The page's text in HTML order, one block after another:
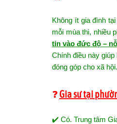
Không ít gia đình
mỗi mùa thi, nhiều
tin vào đức độ –
Chính điều này
đóng góp cho xã hội.
❓Gia sư tại
✔️ Có. Trung tâm